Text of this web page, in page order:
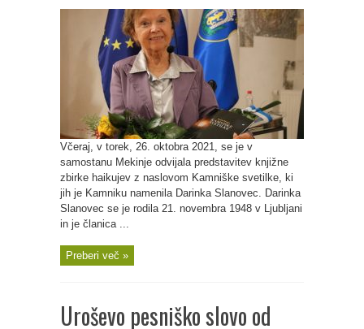
Včeraj, v torek, 26. oktobra 2021, se je v
samostanu Mekinje odvijala predstavitev knjižne
zbirke haikujev z naslovom Kamniške svetilke, ki
jih je Kamniku namenila Darinka Slanovec. Darinka
Slanovec se je rodila 21. novembra 1948 v Ljubljani
in je članica ...
Preberi več »
Uroševo pesniško slovo od